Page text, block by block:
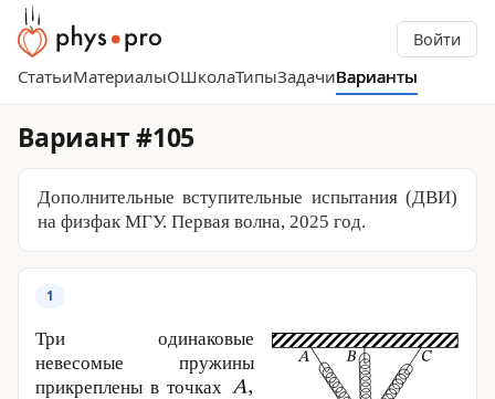
Войти
СтатьиМатериалыОШколаТипыЗадачиВарианты
Вариант #105
Дополнительные вступительные испытания (ДВИ)
на физфак МГУ. Первая волна, 2025 год.
1
Три одинаковые
невесомые пружины
прикреплены в точках